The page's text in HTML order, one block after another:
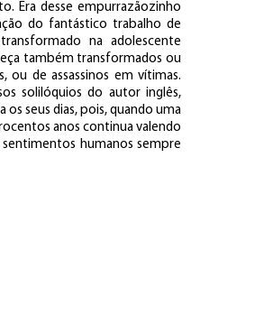
Era desse empurrazãozinho
do fantástico trabalho de
na adolescente
também transformados ou
ou de assassinos em vítimas.
solilóquios do autor inglês,
os seus dias, pois, quando uma
anos continua valendo
humanos sempre